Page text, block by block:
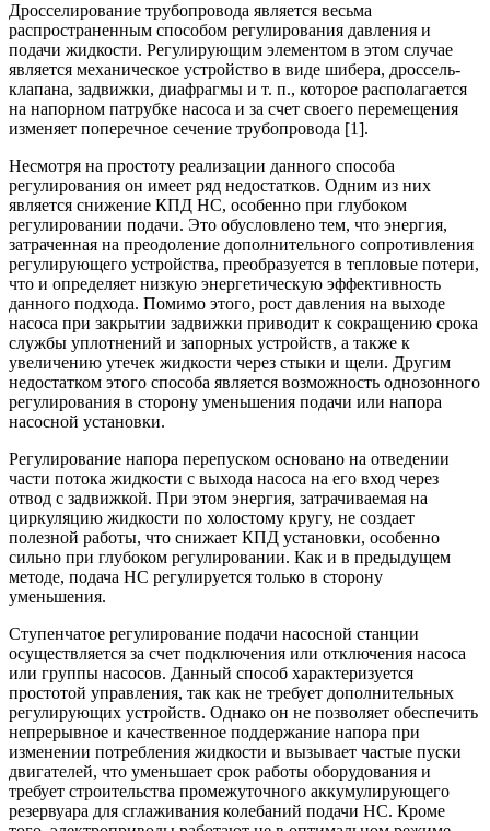
Дросселирование трубопровода является весьма
распространенным способом регулирования давления и
подачи жидкости. Регулирующим элементом в этом случае
является механическое устройство в виде шибера, дроссель-
клапана, задвижки, диафрагмы и т. п., которое располагается
на напорном патрубке насоса и за счет своего перемещения
изменяет поперечное сечение трубопровода [1].
Несмотря на простоту реализации данного способа
регулирования он имеет ряд недостатков. Одним из них
является снижение КПД НС, особенно при глубоком
регулировании подачи. Это обусловлено тем, что энергия,
затраченная на преодоление дополнительного сопротивления
регулирующего устройства, преобразуется в тепловые потери,
что и определяет низкую энергетическую эффективность
данного подхода. Помимо этого, рост давления на выходе
насоса при закрытии задвижки приводит к сокращению срока
службы уплотнений и запорных устройств, а также к
увеличению утечек жидкости через стыки и щели. Другим
недостатком этого способа является возможность однозонного
регулирования в сторону уменьшения подачи или напора
насосной установки.
Регулирование напора перепуском основано на отведении
части потока жидкости с выхода насоса на его вход через
отвод с задвижкой. При этом энергия, затрачиваемая на
циркуляцию жидкости по холостому кругу, не создает
полезной работы, что снижает КПД установки, особенно
сильно при глубоком регулировании. Как и в предыдущем
методе, подача НС регулируется только в сторону
уменьшения.
Ступенчатое регулирование подачи насосной станции
осуществляется за счет подключения или отключения насоса
или группы насосов. Данный способ характеризуется
простотой управления, так как не требует дополнительных
регулирующих устройств. Однако он не позволяет обеспечить
непрерывное и качественное поддержание напора при
изменении потребления жидкости и вызывает частые пуски
двигателей, что уменьшает срок работы оборудования и
требует строительства промежуточного аккумулирующего
резервуара для сглаживания колебаний подачи НС. Кроме